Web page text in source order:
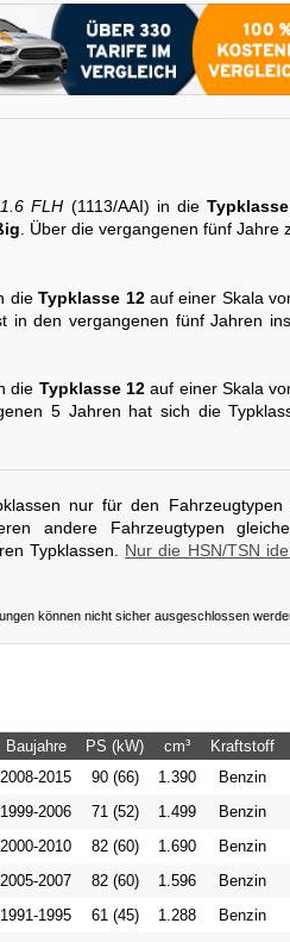
FLH (1113/AAI) in die
. Über die vergangenen fünf Jahre
dieTypklasse 12auf einer Skala
in den vergangenen fünf Jahren
die Typklasse 12 auf einer Skala
5 Jahren hat sich die
nur für den
andere Fahrzeugtypen
Typklassen. Nur die HSN/TSN
können nicht sicher ausgeschlossen
Baujahre PS (kW) cm³ Kraftstoff
2008-2015 90 (66) 1.390 Benzin
1999-2006 71 (52) 1.499 Benzin
2000-2010 82 (60) 1.690 Benzin
2005-2007 82 (60) 1.596 Benzin
1991-1995 61 (45) 1.288 Benzin